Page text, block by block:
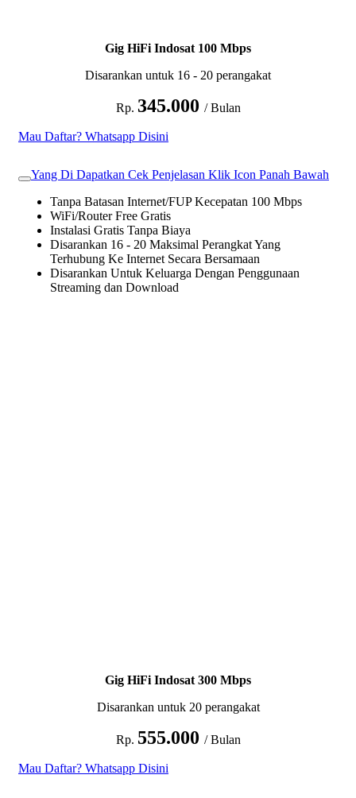
Gig HiFi Indosat 100 Mbps
Disarankan untuk 16 - 20 perangakat
Rp. 345.000 / Bulan
Mau Daftar? Whatsapp Disini
Yang Di Dapatkan Cek Penjelasan Klik Icon Panah Bawah
Tanpa Batasan Internet/FUP Kecepatan 100 Mbps
WiFi/Router Free Gratis
Instalasi Gratis Tanpa Biaya
Disarankan 16 - 20 Maksimal Perangkat Yang
Terhubung Ke Internet Secara Bersamaan
Disarankan Untuk Keluarga Dengan Penggunaan
Streaming dan Download
Gig HiFi Indosat 300 Mbps
Disarankan untuk 20 perangakat
Rp. 555.000 / Bulan
Mau Daftar? Whatsapp Disini